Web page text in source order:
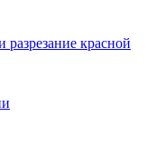
красной